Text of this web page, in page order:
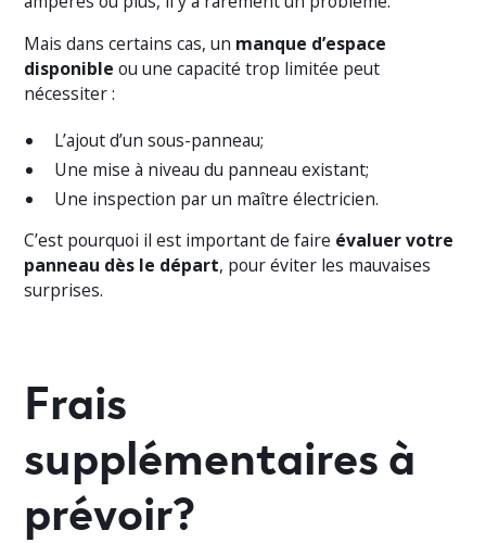
Mais dans certains cas, un manque d’espace
disponible ou une capacité trop limitée peut
nécessiter :
L’ajout d’un sous-panneau;
Une mise à niveau du panneau existant;
Une inspection par un maître électricien.
C’est pourquoi il est important de faire évaluer votre
panneau dès le départ, pour éviter les mauvaises
surprises.
Frais
supplémentaires à
prévoir?